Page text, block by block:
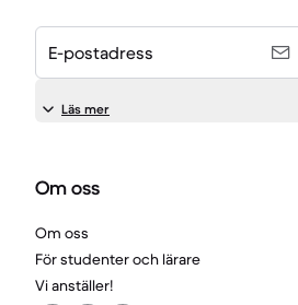
E-postadress
Läs mer
Om oss
Om oss
För studenter och lärare
Vi anställer!